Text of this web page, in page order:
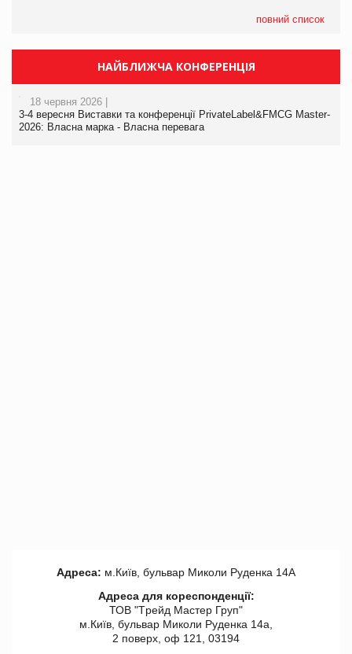
повний список
НАЙБЛИЖЧА КОНФЕРЕНЦІЯ
18 червня 2026 |
3-4 вересня Виставки та конференції PrivateLabel&FMCG Master-
2026: Власна марка - Власна перевага
Адреса: м.Київ, бульвар Миколи Руденка 14А
Адреса для кореспонденції:
ТОВ "Tрейд Мастер Груп"
м.Київ, бульвар Миколи Руденка 14а,
2 поверх, оф 121, 03194